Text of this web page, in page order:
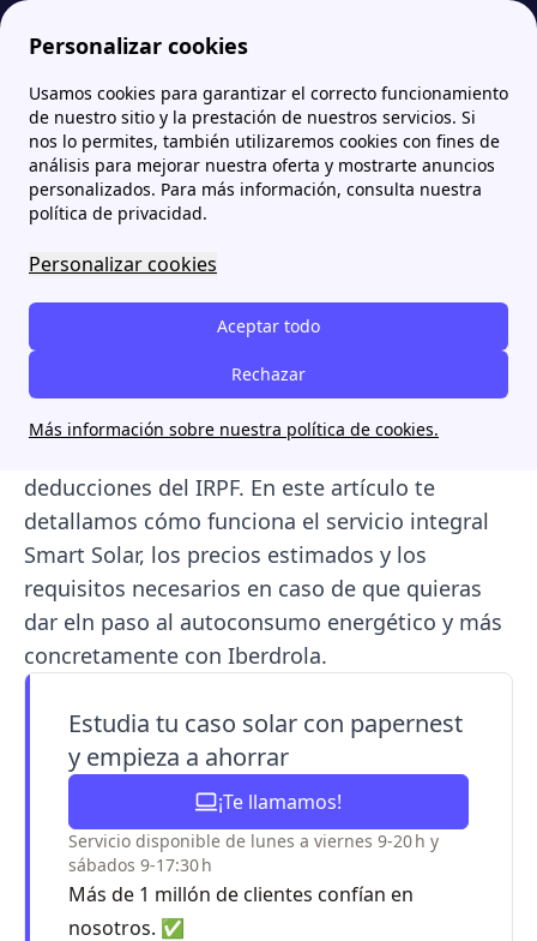
Personalizar cookies
Usamos cookies para garantizar el correcto funcionamiento
de nuestro sitio y la prestación de nuestros servicios. Si
nos lo permites, también utilizaremos cookies con fines de
análisis para mejorar nuestra oferta y mostrarte anuncios
personalizados. Para más información, consulta nuestra
política de privacidad.
Personalizar cookies
Aceptar todo
Rechazar
Más información sobre nuestra política de cookies.
Papernest.es More Instalación de placas solares con Smart Solar de Iberdrola Subvenciones para la instalación de placas solares con Iberdrola en 2026
Subvenciones para la
instalación de placas
solares con Iberdrola en
2026
Descubre todas las subvenciones para la
instalación de placas solares con Iberdrola en
2026 y aprende a maximizar tu ahorro
deducciones del IRPF. En este artículo te
detallamos cómo funciona el servicio integral
Smart Solar, los precios estimados y los
requisitos necesarios en caso de que quieras
dar eln paso al autoconsumo energético y más
concretamente con Iberdrola.
Estudia tu caso solar con papernest
y empieza a ahorrar
¡Te llamamos!
Servicio disponible de lunes a viernes 9-20 h y
sábados 9-17:30 h
Más de 1 millón de clientes confían en
nosotros. ✅